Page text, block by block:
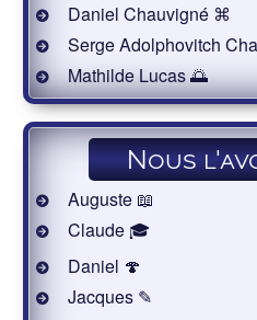
Daniel Chauvigné ⌘
Serge Adolphovitch
Mathilde Lucas 🌅
Nous
Auguste 📖
Claude 🎓
Daniel 🍄
Jacques ✎